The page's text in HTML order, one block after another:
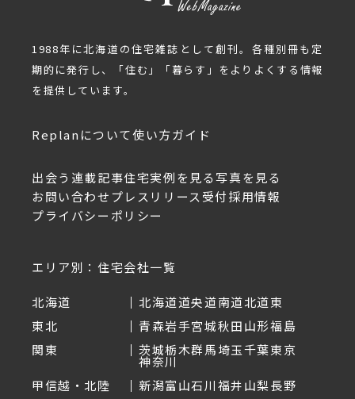
1988年に北海道の住宅雑誌として創刊。各種別冊も定
期的に発行し、「住む」「暮らす」をよりよくする情報
を提供しています。
Replanについて使い方ガイド
出会う 連載記事住宅実例を見る写真を見る
お問い合わせ プレスリリース受付採用情報
プライバシーポリシー
エリア別：住宅会社一覧
北海道 北海道道央道南道北道東
東北
青森岩手宮城秋田山形福島
関東
茨城栃木群馬埼玉千葉東京
神奈川
甲信越・北陸
新潟富山石川福井山梨長野